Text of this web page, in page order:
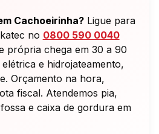
Cachoeirinha?Ligue para
no 0800 590 0040
própria chega em 30 a 90
e hidrojateamento,
Orçamento na hora,
fiscal. Atendemos pia,
e caixa de gordura em